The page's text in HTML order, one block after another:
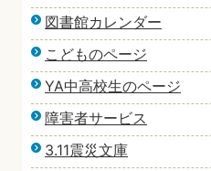
図書館カレンダー
こどものページ
YA中高校生のページ
障害者サービス
3.11震災文庫